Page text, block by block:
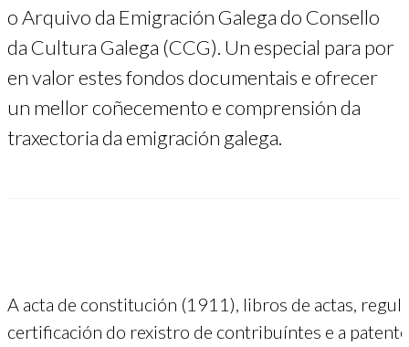
o Arquivo da Emigración Galega do Consello
da Cultura Galega (CCG). Un especial para por
en valor estes fondos documentais e ofrecer
un mellor coñecemento e comprensión da
traxectoria da emigración galega.
A acta de constitución (1911), libros de actas,
certificación do rexistro de contribuíntes e a